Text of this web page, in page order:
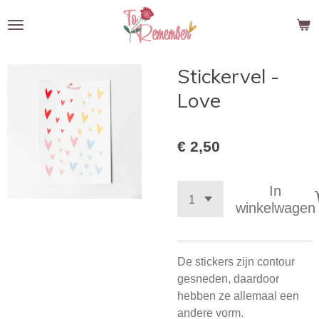
direct
hoofdinhoud
Stickervel -
Love
€ 2,50
In
winkelwagen
De stickers zijn contour
gesneden, daardoor
hebben ze allemaal een
andere vorm.